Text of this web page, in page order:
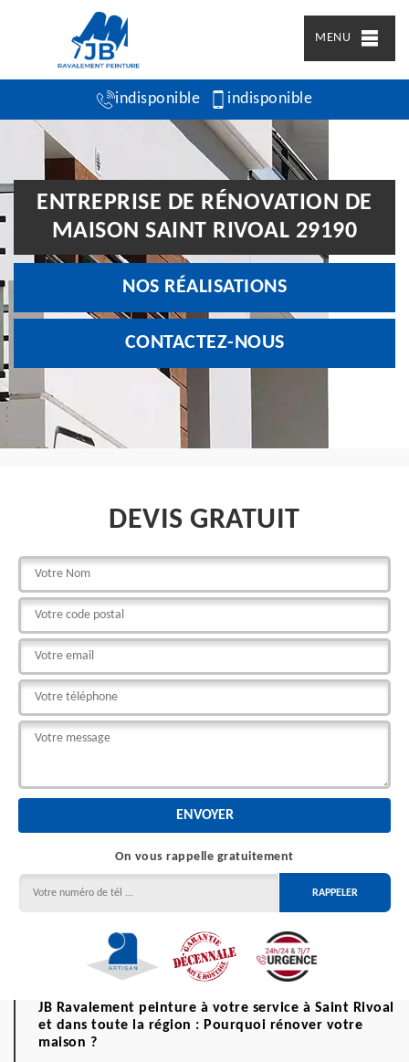
MENU
indisponible indisponible
ENTREPRISE DE RÉNOVATION DE
MAISON SAINT RIVOAL 29190
NOS RÉALISATIONS
CONTACTEZ-NOUS
DEVIS GRATUIT
On vous rappelle gratuitement
JB Ravalement peinture à votre service à Saint Rivoal
et dans toute la région : Pourquoi rénover votre
maison ?